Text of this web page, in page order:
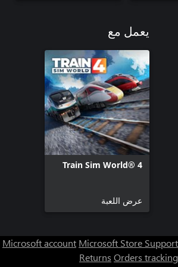
يعمل مع
Train Sim World® 4
عرض اللعبة
Microsoft account Microsoft Store Support
Returns Orders tracking